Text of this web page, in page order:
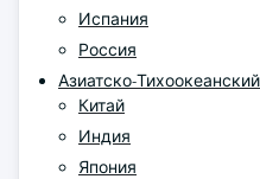
Испания
Россия
Азиатско-
Китай
Индия
Япония